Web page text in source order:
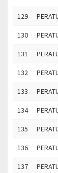
129
130
131
132
133
134
135
136
137